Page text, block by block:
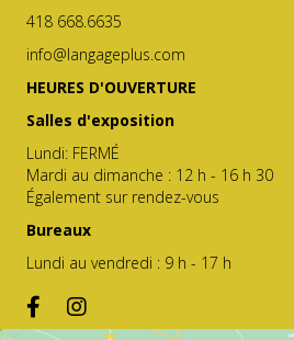
418 668.6635
info@langageplus.com
HEURES D'OUVERTURE
Salles d'exposition
Lundi: FERMÉ
Mardi au dimanche : 12 h - 16 h 30
Également sur rendez-vous
Bureaux
Lundi au vendredi : 9 h - 17 h